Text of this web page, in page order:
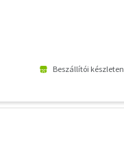
Beszállítói készleten